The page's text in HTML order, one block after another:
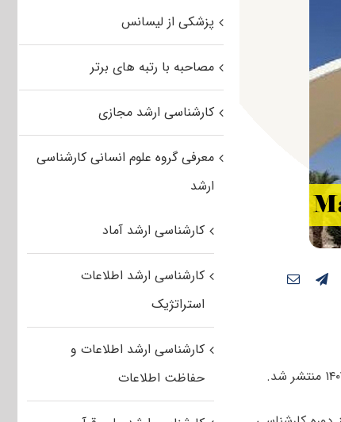
پزشکی از لیسانس
مصاحبه با رتبه های برتر
کارشناسی ارشد مجازی
معرفی گروه علوم انسانی کارشناسی
ارشد
کارشناسی ارشد آماد
کارشناسی ارشد اطلاعات
استراتژیک
کارشناسی ارشد اطلاعات و
حفاظت اطلاعات